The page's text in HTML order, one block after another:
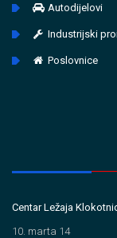
Autodijelovi
Industrijski
Poslovnice
Centar Ležaja
10. marta 14